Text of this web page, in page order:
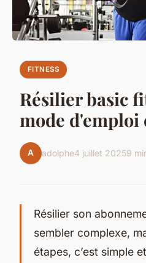
FITNESS
Résilier basic
mode d'emploi
A adolphe4 juillet 20259
Résilier son
sembler complexe,
étapes, c’est simple